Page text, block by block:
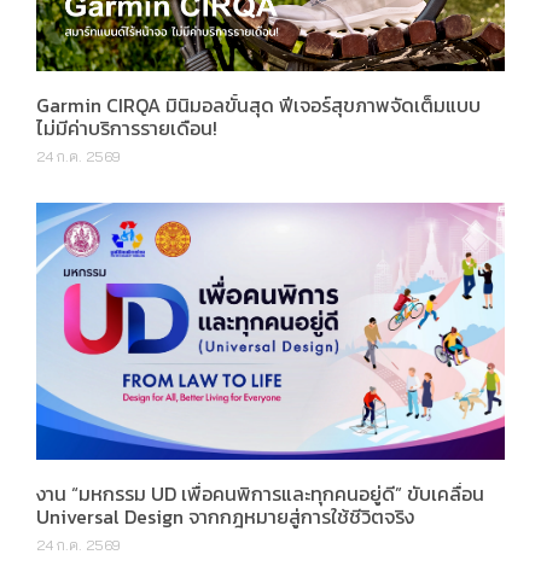
Garmin CIRQA มินิมอลขั้นสุด ฟีเจอร์สุขภาพจัดเต็มแบบ
ไม่มีค่าบริการรายเดือน!
24 ก.ค. 2569
งาน “มหกรรม UD เพื่อคนพิการและทุกคนอยู่ดี” ขับเคลื่อน
Universal Design จากกฎหมายสู่การใช้ชีวิตจริง
24 ก.ค. 2569